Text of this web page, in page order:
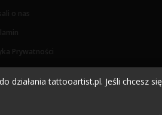
o nas
Prywatności
RODO
działania tattooartist.pl. Jeśli chcesz się